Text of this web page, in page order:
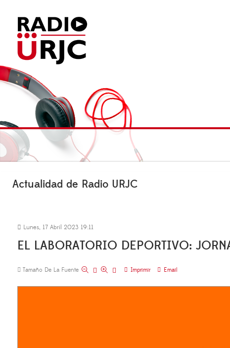
Actualidad de Radio URJC
Lunes, 17 Abril 2023 19:11
EL LABORATORIO DEPORTIVO:
Tamaño De La Fuente Imprimir Email